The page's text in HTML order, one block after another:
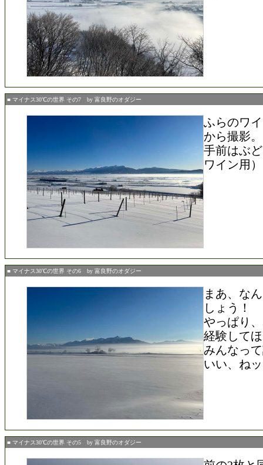
■ マイナス30℃の世界 その7 by 富良野のオダジー
ふらのワ
から撮影。
手前はぶ
ワイン用
■ マイナス30℃の世界 その6 by 富良野のオダジー
まあ、な
しょう！
やっぱり
経験して
みんなっ
いい、ね
■ マイナス30℃の世界 その5 by 富良野のオダジー